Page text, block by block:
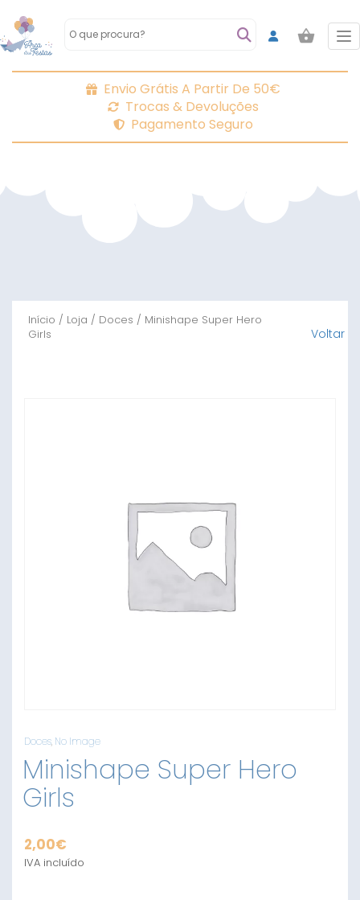
Envio Grátis A Partir De 50€
Trocas & Devoluções
Pagamento Seguro
Início / Loja / Doces / Minishape Super Hero
Girls
Voltar
Doces, No Image
Minishape Super Hero
Girls
2,00€
IVA incluído